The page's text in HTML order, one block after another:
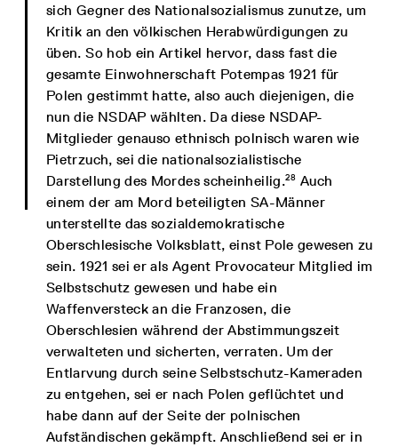
sich Gegner des Nationalsozialismus zunutze, um
Kritik an den völkischen Herabwürdigungen zu
üben. So hob ein Artikel hervor, dass fast die
gesamte Einwohnerschaft Potempas 1921 für
Polen gestimmt hatte, also auch diejenigen, die
nun die NSDAP wählten. Da diese NSDAP-
Mitglieder genauso ethnisch polnisch waren wie
Pietrzuch, sei die nationalsozialistische
Darstellung des Mordes scheinheilig.28 Auch
einem der am Mord beteiligten SA-Männer
unterstellte das sozialdemokratische
Oberschlesische Volksblatt, einst Pole gewesen zu
sein. 1921 sei er als Agent Provocateur Mitglied im
Selbstschutz gewesen und habe ein
Waffenversteck an die Franzosen, die
Oberschlesien während der Abstimmungszeit
verwalteten und sicherten, verraten. Um der
Entlarvung durch seine Selbstschutz-Kameraden
zu entgehen, sei er nach Polen geflüchtet und
habe dann auf der Seite der polnischen
Aufständischen gekämpft. Anschließend sei er in